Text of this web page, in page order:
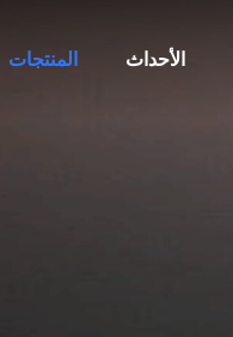
المنتجات الأحداث